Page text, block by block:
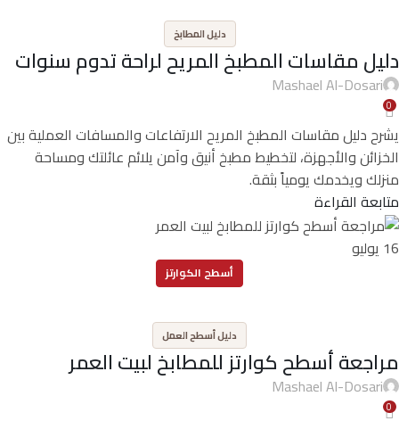
دليل المطابخ
دليل مقاسات المطبخ المريح لراحة تدوم سنوات
Mashael Al-Dosari
0
يشرح دليل مقاسات المطبخ المريح الارتفاعات والمسافات العملية بين
الخزائن والأجهزة، لتخطيط مطبخ أنيق وآمن يلائم عائلتك ومساحة
منزلك ويخدمك يومياً بثقة.
متابعة القراءة
16 يوليو
أسطح الكوارتز
دليل أسطح العمل
مراجعة أسطح كوارتز للمطابخ لبيت العمر
Mashael Al-Dosari
0